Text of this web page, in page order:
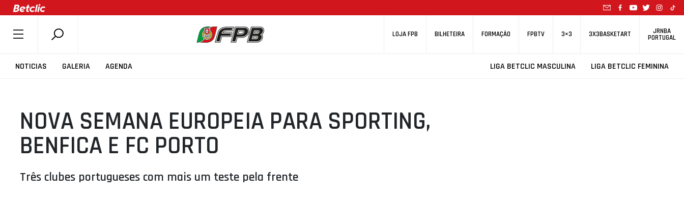
LOJA FPB BILHETEIRA FORMAÇÃO FPBTV 3×3 3X3BASKETART JRNBA
PORTUGAL
NOTICIAS GALERIA AGENDA LIGA BETCLIC MASCULINA LIGA BETCLIC FEMININA
SOBRE A FPB
COMPETIÇÕES
ASSOCIAÇÕES
CLUBES
AGENTES
AGENDA
NOVA SEMANA EUROPEIA PARA SPORTING,
BENFICA E FC PORTO
Três clubes portugueses com mais um teste pela frente